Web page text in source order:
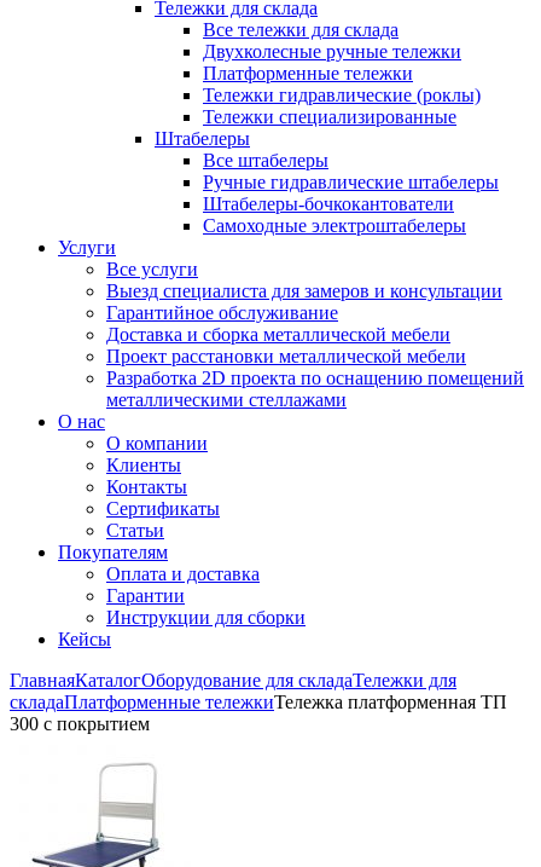
Тележки для склада
Все тележки для склада
Двухколесные ручные тележки
Платформенные тележки
Тележки гидравлические (роклы)
Тележки специализированные
Штабелеры
Все штабелеры
Ручные гидравлические штабелеры
Штабелеры-бочкокантователи
Самоходные электроштабелеры
Услуги
Все услуги
Выезд специалиста для замеров и консультации
Гарантийное обслуживание
Доставка и сборка металлической мебели
Проект расстановки металлической мебели
Разработка 2D проекта по оснащению помещений
металлическими стеллажами
О нас
О компании
Клиенты
Контакты
Сертификаты
Статьи
Покупателям
Оплата и доставка
Гарантии
Инструкции для сборки
Кейсы
ГлавнаяКаталогОборудование для складаТележки для
складаПлатформенные тележкиТележка платформенная ТП
300 с покрытием